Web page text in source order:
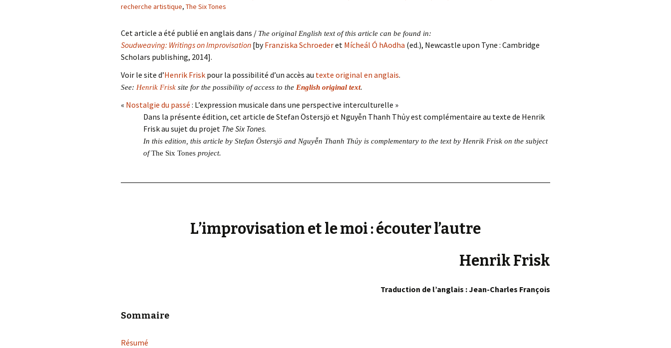
recherche artistique, The Six Tones
Cet article a été publié en anglais dans / The original English text of this article can be found in:
Soudweaving: Writings on Improvisation [byFranziska Schroederet Mícheál Ó hAodha (ed.), Newcastle upon Tyne : Cambridge
Scholars publishing, 2014].
Voir le site d’Henrik Frisk pour la possibilité d’un accès au texte original en anglais.
See: Henrik Frisk site for the possibility of access to the English original text.
« Nostalgie du passé : L’expression musicale dans une perspective interculturelle »
Dans la présente édition, cet article de Stefan Östersjö et Nguyễn Thanh Thủy est complémentaire au texte de Henrik
Frisk au sujet du projet The Six Tones.
In this edition, this article by Stefan Östersjö and Nguyễn Thanh Thủy is complementary to the text by Henrik Frisk on the subject
ofThe Six Tones project.
L’improvisation et le moi : écouter l’autre
Henrik Frisk
Traduction de l’anglais : Jean-Charles François
Sommaire
Résumé